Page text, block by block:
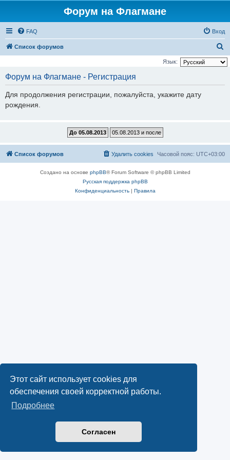
Этот сайт использует cookies для
обеспечения своей корректной работы.
Подробнее
Согласен
Форум на Флагмане
FAQ Вход
Список форумов
о
Язык:
Форум на Флагмане - Регистрация
Для продолжения регистрации, пожалуйста, укажите дату
рождения.
Список форумов Часовой пояс: UTC+03:00
Удалить cookies
Создано на основе phpBB® Forum Software © phpBB Limited
Русская поддержка phpBB
Конфиденциальность| Правила